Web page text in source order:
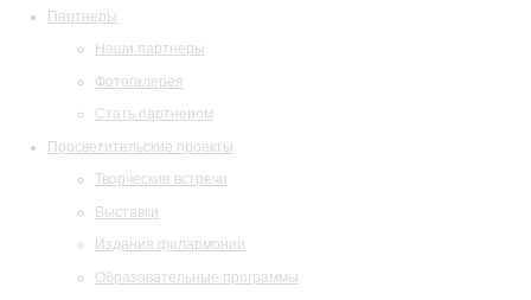
Партнеры
Наши партнеры
Фотогалерея
Стать партнером
Просветительские проекты
Творческие встречи
Выставки
Издания филармонии
Образовательные программы